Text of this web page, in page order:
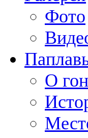
Фото
О